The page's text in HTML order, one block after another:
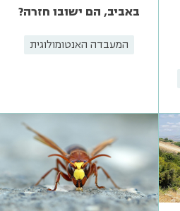
באביב, הם ישובו חזרה?
המעבדה האנטומולוגית